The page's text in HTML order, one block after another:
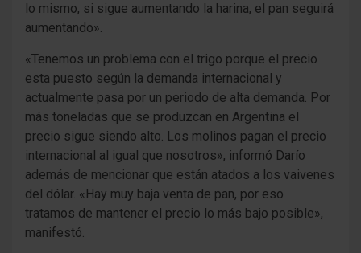
lo mismo, si sigue aumentando la harina, el pan seguirá
aumentando».
«Tenemos un problema con el trigo porque el precio
esta puesto según la demanda internacional y
actualmente pasa por un periodo de alta demanda. Por
más toneladas que se produzcan en Argentina el
precio sigue siendo alto. Los molinos pagan el precio
internacional al igual que nosotros», informó Darío
además de mencionar que están atados a los vaivenes
del dólar. «Hay muy baja venta de pan, por eso
tratamos de mantener el precio lo más bajo posible»,
manifestó.